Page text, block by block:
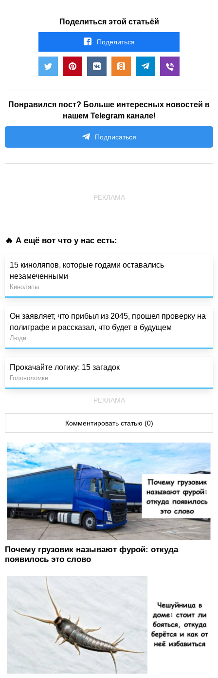
Поделиться этой статьёй
Поделиться
Понравился пост? Больше интересных новостей в
нашем Telegram канале!
Подписаться
РЕКЛАМА
🔥 А ещё вот что у нас есть:
15 киноляпов, которые годами оставались
незамеченными
Киноляпы
Он заявляет, что прибыл из 2045, прошел проверку на
полиграфе и рассказал, что будет в будущем
Люди
Прокачайте логику: 15 загадок
Головоломки
РЕКЛАМА
Комментировать статью (0)
Почему грузовик называют фурой: откуда
появилось это слово